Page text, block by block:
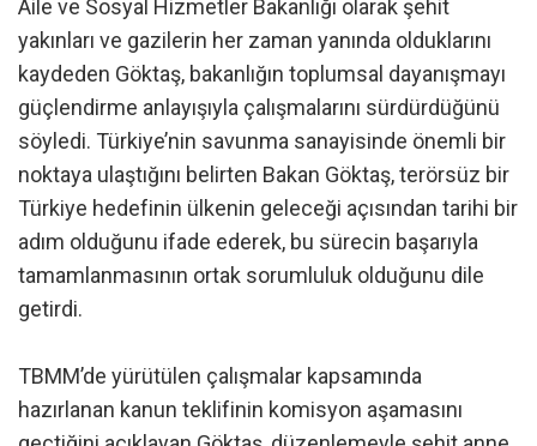
Aile ve Sosyal Hizmetler Bakanlığı olarak şehit
yakınları ve gazilerin her zaman yanında olduklarını
kaydeden Göktaş, bakanlığın toplumsal dayanışmayı
güçlendirme anlayışıyla çalışmalarını sürdürdüğünü
söyledi. Türkiye’nin savunma sanayisinde önemli bir
noktaya ulaştığını belirten Bakan Göktaş, terörsüz bir
Türkiye hedefinin ülkenin geleceği açısından tarihi bir
adım olduğunu ifade ederek, bu sürecin başarıyla
tamamlanmasının ortak sorumluluk olduğunu dile
getirdi.
TBMM’de yürütülen çalışmalar kapsamında
hazırlanan kanun teklifinin komisyon aşamasını